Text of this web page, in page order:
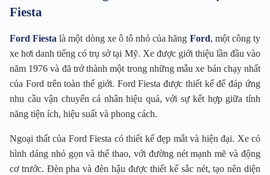
Fiesta
Ford Fiesta là một dòng xe ô tô nhỏ của hãng Ford, một công ty
xe hơi danh tiếng có trụ sở tại Mỹ. Xe được giới thiệu lần đầu vào
năm 1976 và đã trở thành một trong những mẫu xe bán chạy nhất
của Ford trên toàn thế giới. Ford Fiesta được thiết kế để đáp ứng
nhu cầu vận chuyển cá nhân hiệu quả, với sự kết hợp giữa tính
năng tiện ích, hiệu suất và phong cách.
Ngoại thất của Ford Fiesta có thiết kế đẹp mắt và hiện đại. Xe có
hình dáng nhỏ gọn và thể thao, với đường nét mạnh mẽ và động
cơ trước. Đèn pha và đèn hậu được thiết kế sắc nét, tạo nên diện